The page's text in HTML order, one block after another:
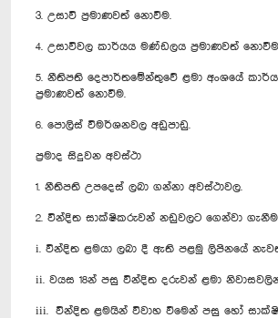
3. උසාවි ප්‍රමාණවත් නොවීම.
4. උසාවිවල කාර්යය මණ්ඩලය ප්‍රමාණවත්
5. නීතිපති දෙපාර්තමේන්තුවේ ළමා අංශයේ
ප්‍රමාණවත් නොවීම.
6. පොලිස් විමර්ශනවල අඩුපාඩු.
ප්‍රමාද සිදුවන අවස්ථා
1. නීතිපති උපදෙස් ලබා ගන්නා අවස්ථාවල.
2. වින්දිත සාක්ෂිකරුවන් නඩුවලට ගෙන්වා
i. වින්දිත ළමයා ලබා දී ඇති පළමු ලිපිනයේ
ii. වයස 18න් පසු වින්දිත දරුවන් ළමා නිවාසවලින්
iii. වින්දිත ළමයින් විවාහ වීමෙන් පසු හෝ සාක්ෂි